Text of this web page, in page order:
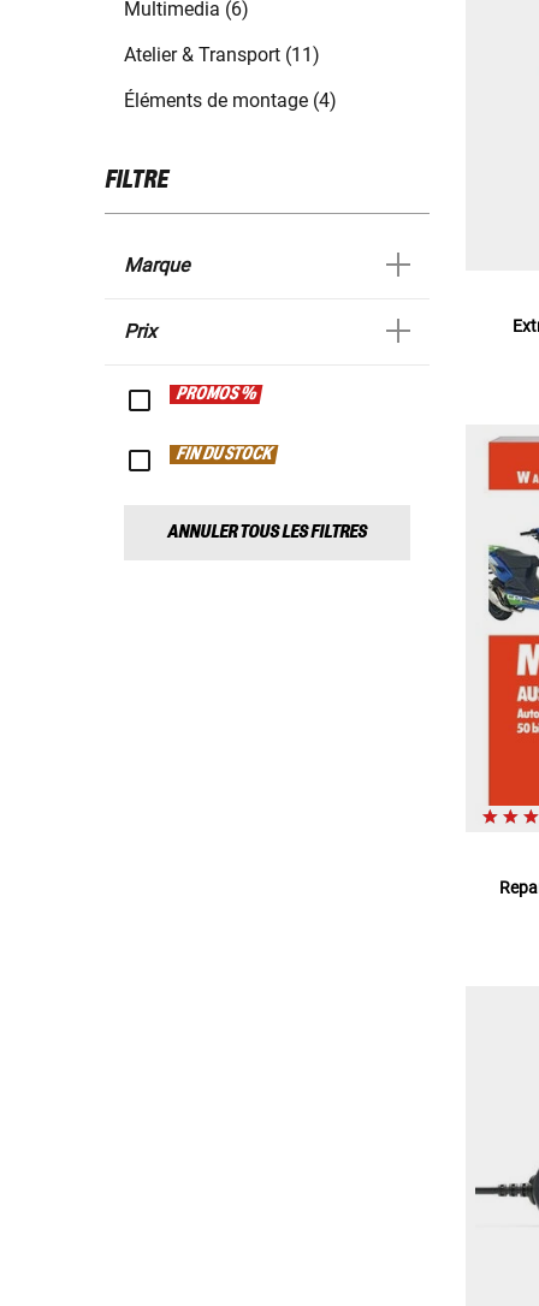
Multimedia (6)
Atelier & Transport (11)
Éléments de montage (4)
FILTRE
Marque
Prix
PROMOS %
FIN DU STOCK
ANNULER TOUS LES FILTRES